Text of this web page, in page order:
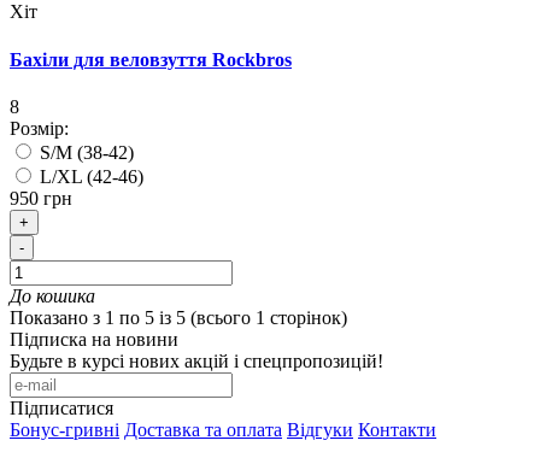
Хіт
Бахіли для веловзуття Rockbros
8
Розмір:
S/M (38-42)
L/XL (42-46)
950 грн
+
-
До кошика
Показано з 1 по 5 із 5 (всього 1 сторінок)
Підписка на новини
Будьте в курсі нових акцій і спецпропозицій!
Підписатися
Бонус-гривні Доставка та оплата Відгуки Контакти